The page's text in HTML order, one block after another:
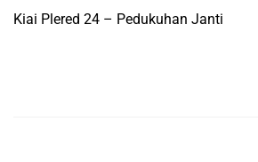
Kiai Plered 24 – Pedukuhan Janti